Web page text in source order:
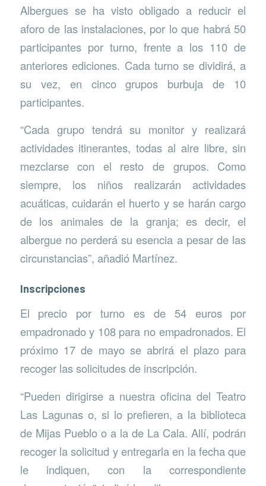
Albergues se ha visto obligado a reducir el
aforo de las instalaciones, por lo que habrá 50
participantes por turno, frente a los 110 de
anteriores ediciones. Cada turno se dividirá, a
su vez, en cinco grupos burbuja de 10
participantes.
“Cada grupo tendrá su monitor y realizará
actividades itinerantes, todas al aire libre, sin
mezclarse con el resto de grupos. Como
siempre, los niños realizarán actividades
acuáticas, cuidarán el huerto y se harán cargo
de los animales de la granja; es decir, el
albergue no perderá su esencia a pesar de las
circunstancias”, añadió Martínez.
Inscripciones
El precio por turno es de 54 euros por
empadronado y 108 para no empadronados. El
próximo 17 de mayo se abrirá el plazo para
recoger las solicitudes de inscripción.
“Pueden dirigirse a nuestra oficina del Teatro
Las Lagunas o, si lo prefieren, a la biblioteca
de Mijas Pueblo o a la de La Cala. Allí, podrán
recoger la solicitud y entregarla en la fecha que
le indiquen, con la correspondiente